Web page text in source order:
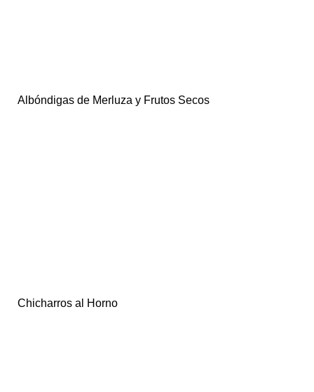
Albóndigas de Merluza y Frutos Secos
Chicharros al Horno